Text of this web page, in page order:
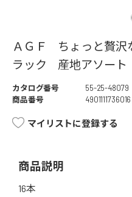
ＡＧＦ ちょっと贅沢
ラック 産地アソー
カタログ番号
55-25-48079
商品番号
4901111736016
マイリストに登録する
商品説明
16本